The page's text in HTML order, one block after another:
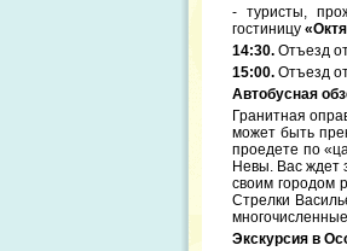
- туристы,
гостиницу
14:30. Отъезд
15:00. Отъезд
Автобусная
Гранитная
может быть
проедете по
Невы. Вас ждет
своим городом
Стрелки
Экскурсия в